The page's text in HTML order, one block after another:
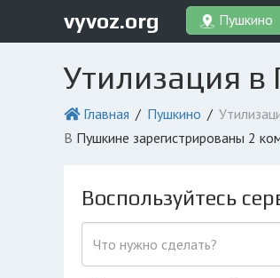
vyvoz.org Пушкино
Утилизация в
Главная Пушкино
в Пушкине зарегистрированы 2
Воспользуйтесь